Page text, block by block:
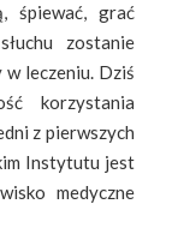
śpiewać, grać
zostanie
w leczeniu. Dziś
korzystania
z pierwszych
Instytutu jest
medyczne